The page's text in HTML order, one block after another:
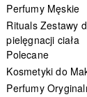
Perfumy Męskie
Rituals Zestawy
pielęgnacji ciała
Polecane
Kosmetyki do
Perfumy